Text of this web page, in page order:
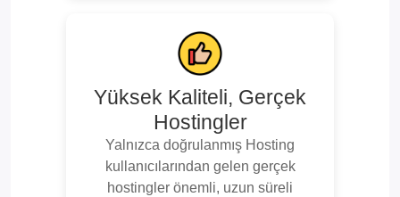
Yüksek Kaliteli, Gerçek
Hostingler
Yalnızca doğrulanmış Hosting
kullanıcılarından gelen gerçek
hostingler önemli, uzun süreli